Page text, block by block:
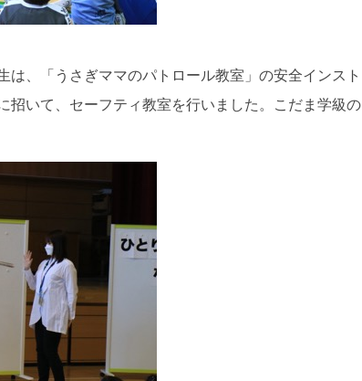
は、「うさぎママのパトロール教室」の安全インスト
招いて、セーフティ教室を行いました。こだま学級の